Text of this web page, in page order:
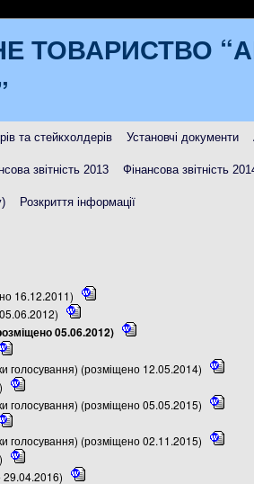
ТОВАРИСТВО
та стейкхолдерів Установчі документи
звітність 2013 Фінансова звітність
Розкриття інформації
16.12.2011)
05.06.2012)
голосування) (розміщено 12.05.2014)
голосування) (розміщено 05.05.2015)
голосування) (розміщено 02.11.2015)
29.04.2016)